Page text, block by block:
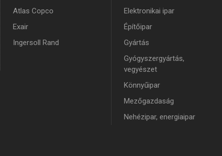
Atlas Copco
Exair
Ingersoll Rand
Elektronikai ipar
Építőipar
Gyártás
Gyógyszergyártás,
vegyészet
Könnyűipar
Mezőgazdaság
Nehézipar, energiaipar